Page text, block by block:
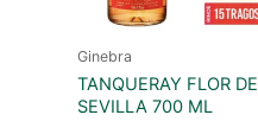
Ginebra
TANQUERAY FLOR DE
SEVILLA 700 ML